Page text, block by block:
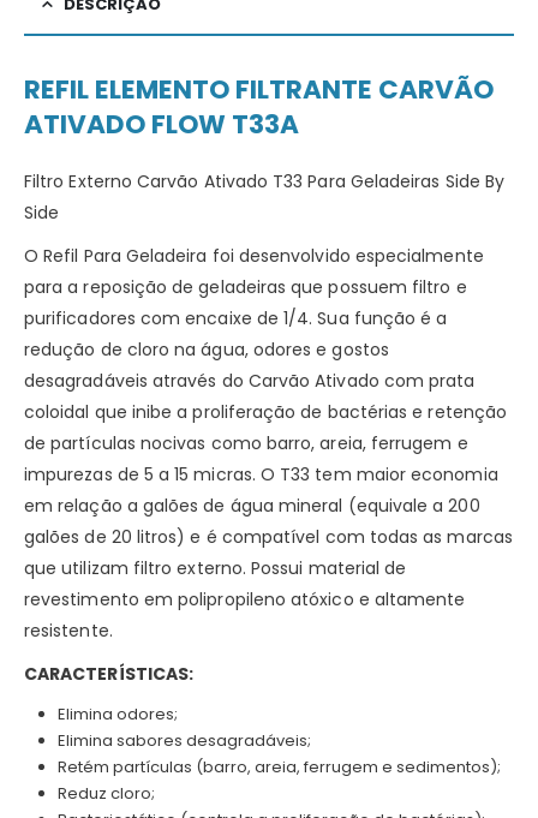
REFIL ELEMENTO FILTRANTE CARVÃO
ATIVADO FLOW T33A
Filtro Externo Carvão Ativado T33 Para Geladeiras Side By
Side
O Refil Para Geladeira foi desenvolvido especialmente
para a reposição de geladeiras que possuem filtro e
purificadores com encaixe de 1/4. Sua função é a
redução de cloro na água, odores e gostos
desagradáveis através do Carvão Ativado com prata
coloidal que inibe a proliferação de bactérias e retenção
de partículas nocivas como barro, areia, ferrugem e
impurezas de 5 a 15 micras. O T33 tem maior economia
em relação a galões de água mineral (equivale a 200
galões de 20 litros) e é compatível com todas as marcas
que utilizam filtro externo. Possui material de
revestimento em polipropileno atóxico e altamente
resistente.
CARACTERÍSTICAS:
Elimina odores;
Elimina sabores desagradáveis;
Retém partículas (barro, areia, ferrugem e sedimentos);
Reduz cloro;